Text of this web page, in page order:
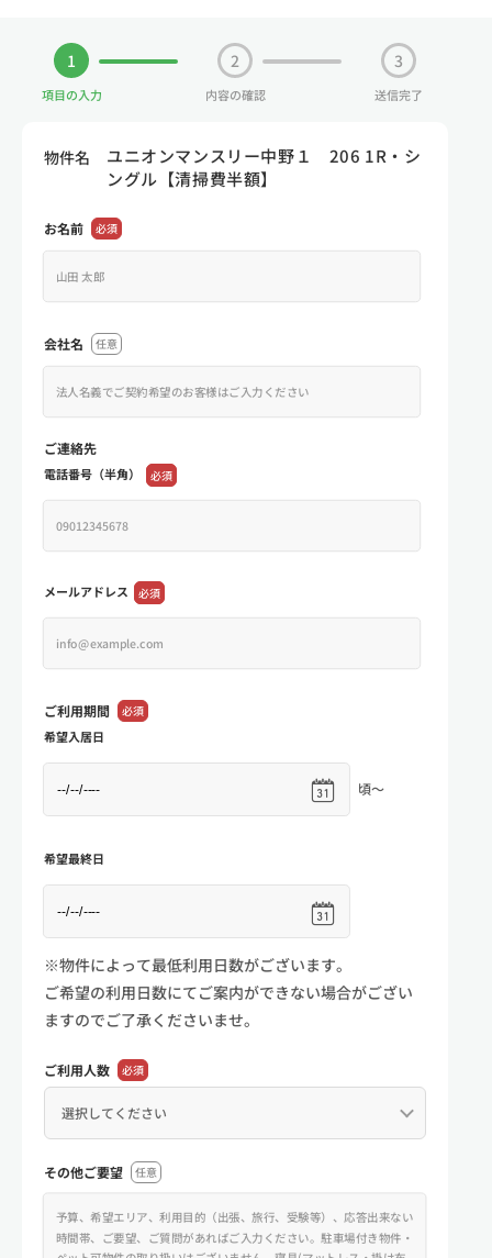
1
項目の入力
2
内容の確認
3
送信完了
物件名
ユニオンマンスリー中野１ 206 1R・シ
ングル【清掃費半額】
お名前 必須
会社名 任意
ご連絡先
電話番号（半角） 必須
メールアドレス 必須
ご利用期間 必須
希望入居日
頃～
希望最終日
※物件によって最低利用日数がございます。
ご希望の利用日数にてご案内ができない場合がござい
ますのでご了承くださいませ。
ご利用人数 必須
その他ご要望 任意